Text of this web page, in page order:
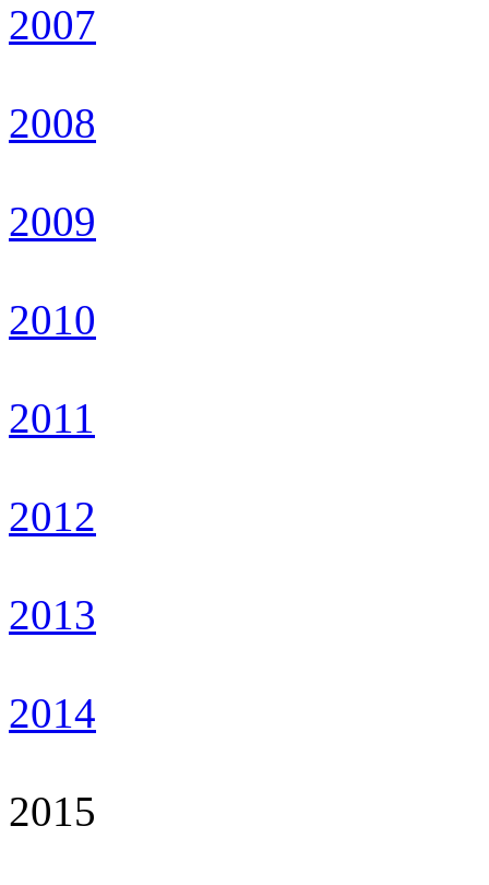
2007
2008
2009
2010
2011
2012
2013
2014
2015